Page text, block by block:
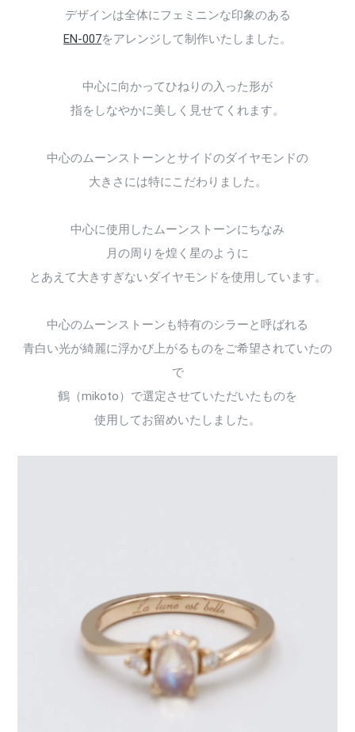
デザインは全体にフェミニンな印象のある
EN-007をアレンジして制作いたしました。
中心に向かってひねりの入った形が
指をしなやかに美しく見せてくれます。
中心のムーンストーンとサイドのダイヤモンドの
大きさには特にこだわりました。
中心に使用したムーンストーンにちなみ
月の周りを煌く星のように
とあえて大きすぎないダイヤモンドを使用しています。
中心のムーンストーンも特有のシラーと呼ばれる
青白い光が綺麗に浮かび上がるものをご希望されていたの
で
鶴（mikoto）で選定させていただいたものを
使用してお留めいたしました。